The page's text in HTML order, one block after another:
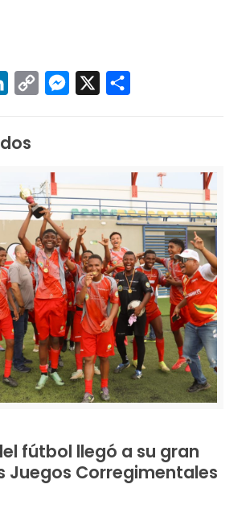
LinkedIn
Copy
Messenger
fútbol llegó a su gran
Juegos Corregimentales